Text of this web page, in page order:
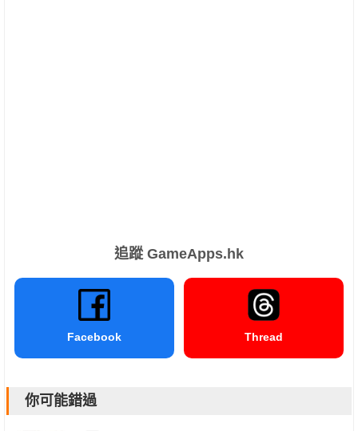
追蹤 GameApps.hk
Facebook Thread
你可能錯過